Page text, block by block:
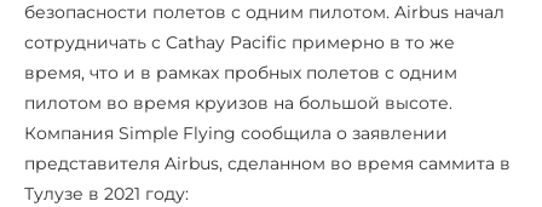
безопасности полетов с одним пилотом. Airbus начал
сотрудничать с Cathay Pacific примерно в то же
время, что и в рамках пробных полетов с одним
пилотом во время круизов на большой высоте.
Компания Simple Flying сообщила о заявлении
представителя Airbus, сделанном во время саммита в
Тулузе в 2021 году: